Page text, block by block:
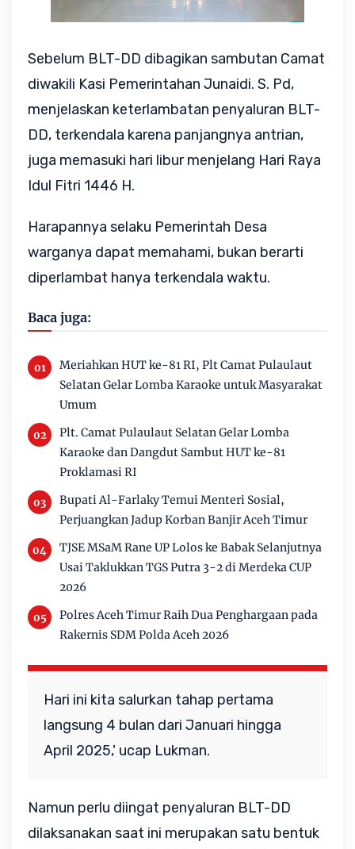
Sebelum BLT-DD dibagikan sambutan Camat
diwakili Kasi Pemerintahan Junaidi. S. Pd,
menjelaskan keterlambatan penyaluran BLT-
DD, terkendala karena panjangnya antrian,
juga memasuki hari libur menjelang Hari Raya
Idul Fitri 1446 H.
Harapannya selaku Pemerintah Desa
warganya dapat memahami, bukan berarti
diperlambat hanya terkendala waktu.
Baca juga:
Meriahkan HUT ke-81 RI, Plt Camat Pulaulaut
Selatan Gelar Lomba Karaoke untuk Masyarakat
Umum
Plt. Camat Pulaulaut Selatan Gelar Lomba
Karaoke dan Dangdut Sambut HUT ke-81
Proklamasi RI
Bupati Al-Farlaky Temui Menteri Sosial,
Perjuangkan Jadup Korban Banjir Aceh Timur
TJSE MSaM Rane UP Lolos ke Babak Selanjutnya
Usai Taklukkan TGS Putra 3-2 di Merdeka CUP
2026
Polres Aceh Timur Raih Dua Penghargaan pada
Rakernis SDM Polda Aceh 2026
Hari ini kita salurkan tahap pertama
langsung 4 bulan dari Januari hingga
April 2025,' ucap Lukman.
Namun perlu diingat penyaluran BLT-DD
dilaksanakan saat ini merupakan satu bentuk